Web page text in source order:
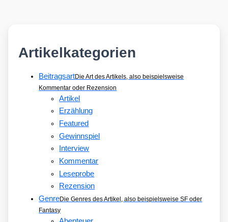
Artikelkategorien
BeitragsartDie Art des Artikels, also beispielsweise
Kommentar oder Rezension
Artikel
Erzählung
Featured
Gewinnspiel
Interview
Kommentar
Leseprobe
Rezension
GenreDie Genres des Artikel, also beispielsweise SF oder
Fantasy